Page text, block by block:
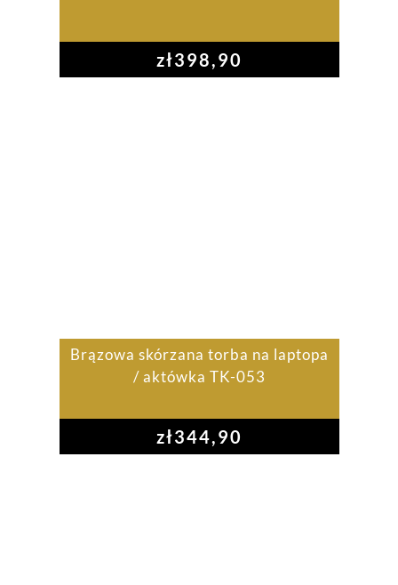
zł398,90
Brązowa skórzana torba na laptopa
/ aktówka TK-053
zł344,90